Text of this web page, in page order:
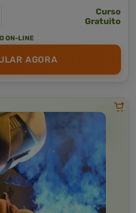
Curso
Gratuito
ON-LINE
AGORA